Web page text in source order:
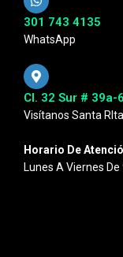
301 743 4135
WhatsApp
Cl. 32 Sur # 39a-
Visítanos Santa RIta
Horario De
Lunes A Viernes De